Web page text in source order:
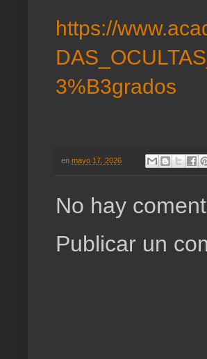
https://
3%B3grados
en mayo 17, 2026
No hay
Publicar un